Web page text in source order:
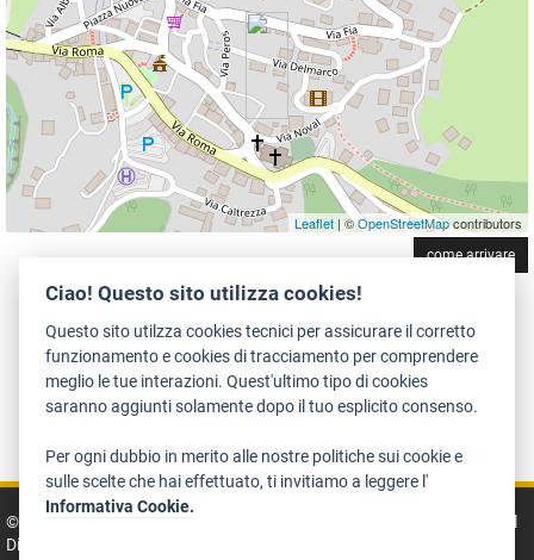
Leaflet | ©OpenStreetMapcontributors
come arrivare
Dichiarazione di accessibilità Privacy Note legali e crediti
Art Bonus
© 2014 - 2026 TrentinoCultura - Ideazione e coordinamento a cura del
Dipartimento Cultura, Turismo, Promozione e Sport
Ciao! Questo sito utilizza cookies!
Questo sito utilzza cookies tecnici per assicurare il corretto
funzionamento e cookies di tracciamento per comprendere
meglio le tue interazioni. Quest'ultimo tipo di cookies
saranno aggiunti solamente dopo il tuo esplicito consenso.
Per ogni dubbio in merito alle nostre politiche sui cookie e
sulle scelte che hai effettuato, ti invitiamo a leggere l'
Informativa Cookie.